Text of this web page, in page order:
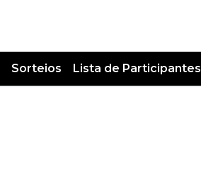
Sorteios Lista de Participantes